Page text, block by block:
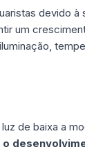
devido à
um
de baixa a